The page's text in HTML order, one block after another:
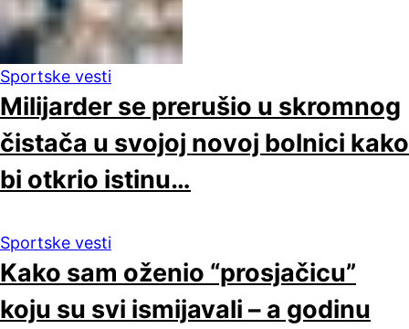
Sportske vesti
Milijarder se prerušio u skromnog
čistača u svojoj novoj bolnici kako
bi otkrio istinu…
Sportske vesti
Kako sam oženio “prosjačicu”
koju su svi ismijavali – a godinu